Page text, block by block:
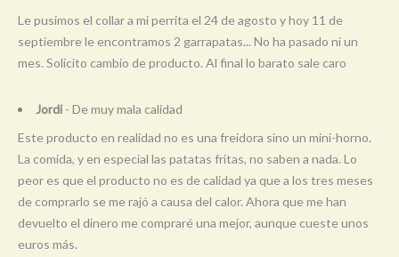
Le pusimos el collar a mi perrita el 24 de agosto y hoy 11 de
septiembre le encontramos 2 garrapatas... No ha pasado ni un
mes. Solicito cambio de producto. Al final lo barato sale caro
Jordi - De muy mala calidad
Este producto en realidad no es una freidora sino un mini-horno.
La comida, y en especial las patatas fritas, no saben a nada. Lo
peor es que el producto no es de calidad ya que a los tres meses
de comprarlo se me rajó a causa del calor. Ahora que me han
devuelto el dinero me compraré una mejor, aunque cueste unos
euros más.